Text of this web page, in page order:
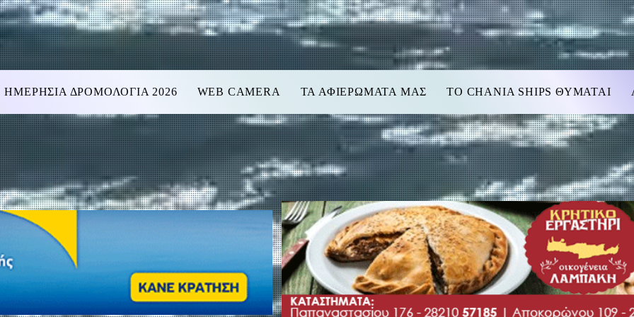
ΗΜΕΡΗΣΙΑ ΔΡΟΜΟΛΟΓΙΑ 2026 WEB CAMERA ΤΑ ΑΦΙΕΡΩΜΑΤΑ ΜΑΣ TO CHANIA SHIPS ΘΥΜΑΤΑΙ